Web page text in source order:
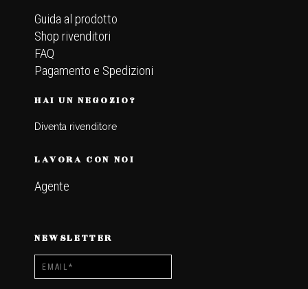
Guida al prodotto
Shop rivenditori
FAQ
Pagamento e Spedizioni
HAI UN NEGOZIO?
Diventa rivenditore
LAVORA CON NOI
Agente
NEWSLETTER